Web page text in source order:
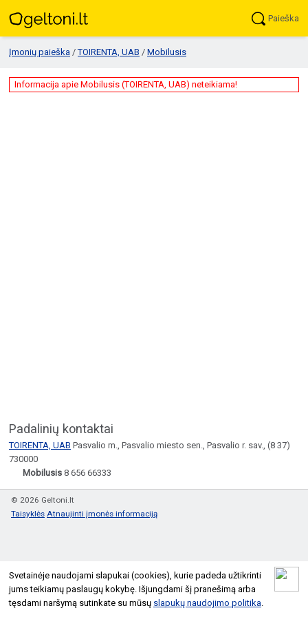
Svetainėje naudojami slapukai (cookies), kurie padeda užtikrinti
jums teikiamų paslaugų kokybę. Išjungdami šį pranešimą arba
tęsdami naršymą sutinkate su mūsų slapukų naudojimo politika
Paieška
Įmonių paieška /TOIRENTA, UAB / Mobilusis
Informacija apie Mobilusis (TOIRENTA, UAB) neteikiama!
Padalinių kontaktai
TOIRENTA, UAB Pasvalio m., Pasvalio miesto sen., Pasvalio r. sav., (8 37)
730000
Mobilusis 8 656 66333
© 2026 Geltoni.lt
Taisyklės Atnaujinti įmonės informaciją